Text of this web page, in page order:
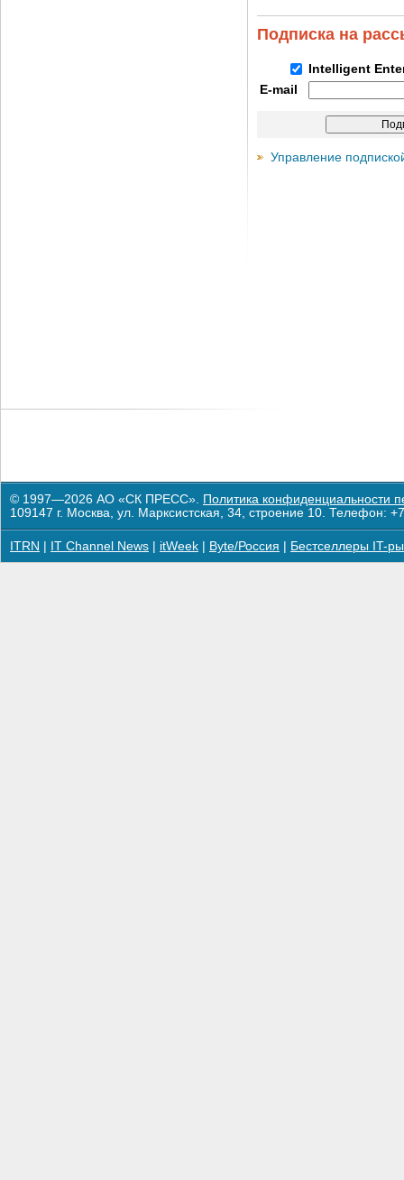
Подписка на
Intelligent
E-mail
Управление
© 1997—2026 АО «СК ПРЕСС». Политика конфиденциальности
109147 г. Москва, ул. Марксистская, 34, строение 10. Телефон:
ITRN IT Channel News itWeek Byte/Россия Бестселлеры IT-